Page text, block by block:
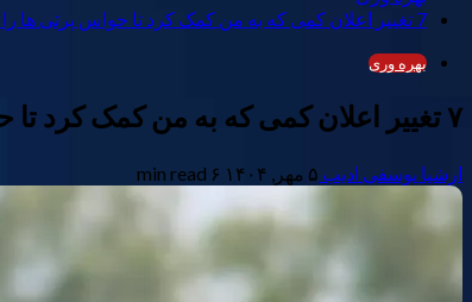
7 تغییر اعلان کمی که به من کمک کرد تا حواس پرتی ها را به حداقل برسانم و بهره وری را تقویت کنم
بهره وری
۷ تغییر اعلان کمی که به من کمک کرد تا حواس پرتی ها را به حداقل برسانم و بهره وری را تقویت کنم
ارشیا یوسفی ادیب ۵ مهر, ۱۴۰۴ ۶ min read